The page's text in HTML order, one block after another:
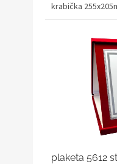
krabička
plaketa 5612